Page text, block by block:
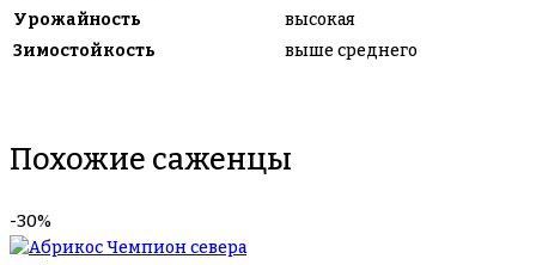
Урожайность
высокая
Зимостойкость
выше среднего
Похожие саженцы
-30%